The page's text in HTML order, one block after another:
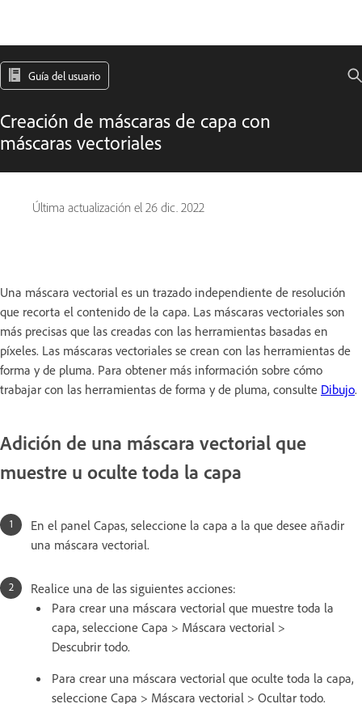
Guía del usuario
Creación de máscaras de capa con
máscaras vectoriales
Última actualización el 26 dic. 2022
Una máscara vectorial es un trazado independiente de resolución
que recorta el contenido de la capa. Las máscaras vectoriales son
más precisas que las creadas con las herramientas basadas en
píxeles. Las máscaras vectoriales se crean con las herramientas de
forma y de pluma. Para obtener más información sobre cómo
trabajar con las herramientas de forma y de pluma, consulte Dibujo.
Adición de una máscara vectorial que
muestre u oculte toda la capa
En el panel Capas, seleccione la capa a la que desee añadir
una máscara vectorial.
Realice una de las siguientes acciones:
Para crear una máscara vectorial que muestre toda la
capa, seleccione Capa > Máscara vectorial >
Descubrir todo.
Para crear una máscara vectorial que oculte toda la capa,
seleccione Capa > Máscara vectorial > Ocultar todo.